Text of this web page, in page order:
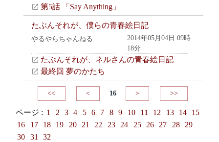
第5話 「Say Anything」
たぶんそれが、僕らの青春絵日記
やるやらちゃんねる
2014年05月04日 09時
18分
たぶんそれが、ネルさんの青春絵日記
最終回 夢のかたち
<< < 16 > >>
ページ : 1 2 3 4 5 6 7 8 9 10 11 12 13 14
15
16
17 18 19 20 21 22 23 24 25 26 27 28
29
30
31 32